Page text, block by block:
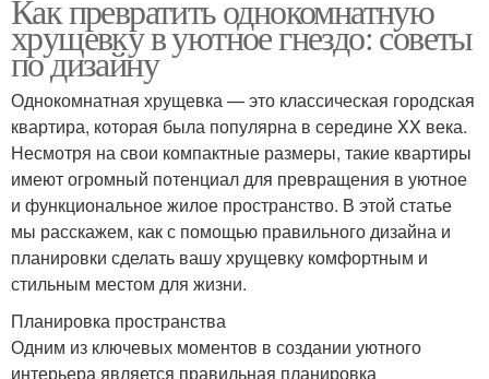
Как превратить однокомнатную
хрущевку в уютное гнездо: советы
по дизайну
Однокомнатная хрущевка — это классическая городская
квартира, которая была популярна в середине XX века.
Несмотря на свои компактные размеры, такие квартиры
имеют огромный потенциал для превращения в уютное
и функциональное жилое пространство. В этой статье
мы расскажем, как с помощью правильного дизайна и
планировки сделать вашу хрущевку комфортным и
стильным местом для жизни.
Планировка пространства
Одним из ключевых моментов в создании уютного
интерьера является правильная планировка